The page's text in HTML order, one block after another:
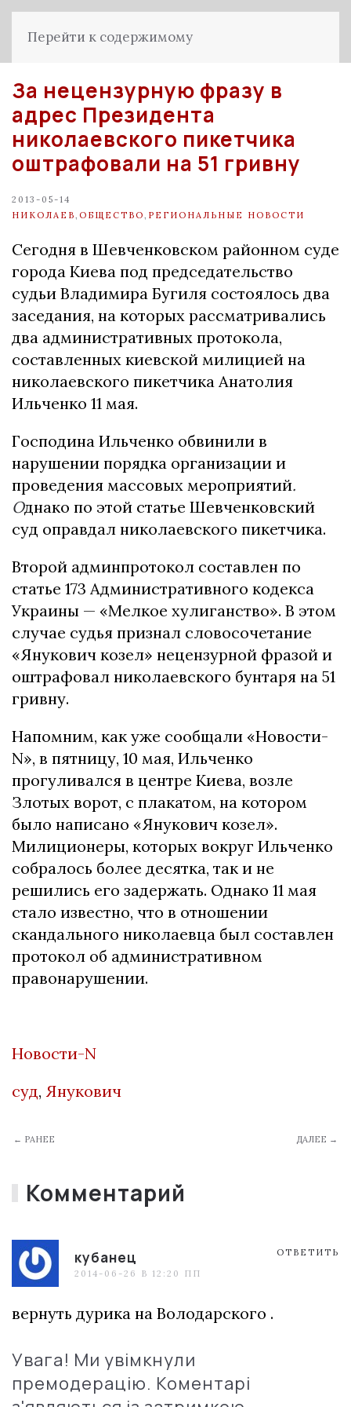
Перейти к содержимому
За нецензурную фразу в
адрес Президента
николаевского пикетчика
оштрафовали на 51 гривну
2013-05-14
НИКОЛАЕВ ОБЩЕСТВО РЕГИОНАЛЬНЫЕ НОВОСТИ
Сегодня в Шевченковском районном суде
города Киева под председательство
судьи Владимира Бугиля состоялось два
заседания, на которых рассматривались
два административных протокола,
составленных киевской милицией на
николаевского пикетчика Анатолия
Ильченко 11 мая.
Господина Ильченко обвинили в
нарушении порядка организации и
проведения массовых мероприятий.
Однако по этой статье Шевченковский
суд оправдал николаевского пикетчика.
Второй админпротокол составлен по
статье 173 Административного кодекса
Украины — «Мелкое хулиганство». В этом
случае судья признал словосочетание
«Янукович козел» нецензурной фразой и
оштрафовал николаевского бунтаря на 51
гривну.
Напомним, как уже сообщали «Новости-
N», в пятницу, 10 мая, Ильченко
прогуливался в центре Киева, возле
Злотых ворот, с плакатом, на котором
было написано «Янукович козел».
Милиционеры, которых вокруг Ильченко
собралось более десятка, так и не
решились его задержать. Однако 11 мая
стало известно, что в отношении
скандального николаевца был составлен
протокол об административном
правонарушении.
Новости-N
суд, Янукович
← РАНЕЕ ДАЛЕЕ →
Комментарий
кубанец
2014-06-26 В 12:20 ПП
ОТВЕТИТЬ
вернуть дурика на Володарского .
Увага! Ми увімкнули
премодерацію. Коментарі